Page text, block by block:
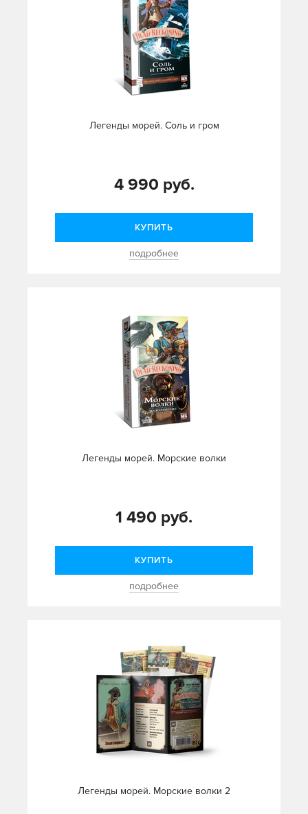
Легенды морей. Соль и гром
4 990 руб.
КУПИТЬ
подробнее
Легенды морей. Морские волки
1 490 руб.
КУПИТЬ
подробнее
Легенды морей. Морские волки 2